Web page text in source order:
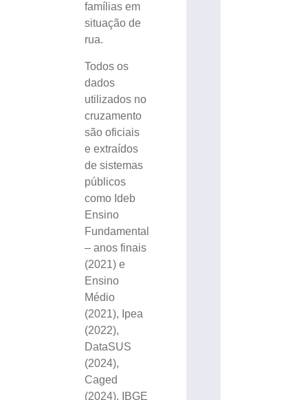
famílias em
situação de
rua.
Todos os
dados
utilizados no
cruzamento
são oficiais
e extraídos
de sistemas
públicos
como Ideb
Ensino
Fundamental
– anos finais
(2021) e
Ensino
Médio
(2021), Ipea
(2022),
DataSUS
(2024),
Caged
(2024), IBGE